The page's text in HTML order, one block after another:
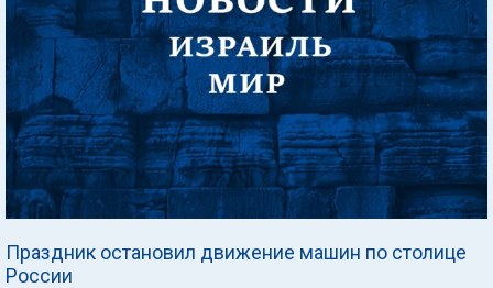
Праздник остановил движение машин по столице
России